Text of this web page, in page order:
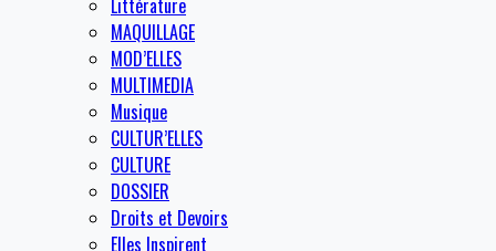
Littérature
MAQUILLAGE
MOD’ELLES
MULTIMEDIA
Musique
CULTUR’ELLES
CULTURE
DOSSIER
Droits et Devoirs
Elles Inspirent